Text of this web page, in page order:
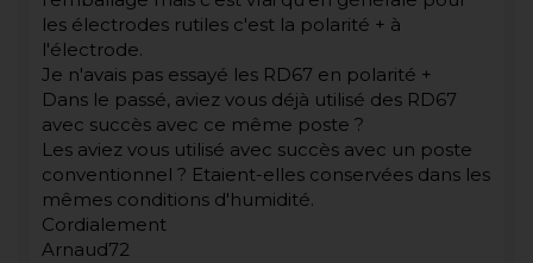
les électrodes rutiles c'est la polarité + à
l'électrode.
Je n'avais pas essayé les RD67 en polarité +
Dans le passé, aviez vous déjà utilisé des RD67
avec succès avec ce même poste ?
Les aviez vous utilisé avec succès avec un poste
conventionnel ? Etaient-elles conservées dans les
mêmes conditions d'humidité.
Cordialement
Arnaud72